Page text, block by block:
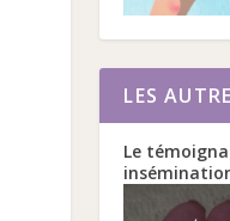
LES
Le